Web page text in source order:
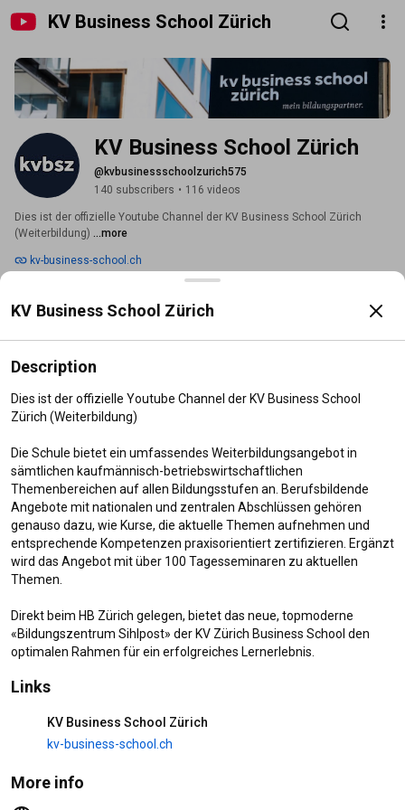
KV Business School Zürich
KV Business School Zürich
@kvbusinessschoolzurich575
140 subscribers • 116 videos
Dies ist der offizielle Youtube Channel der KV Business School Zürich
(Weiterbildung) ...more
kv-business-school.ch
Videos
1:21
Bionische Organisationen
52 views 11 months ago
Podcast «Skills to go» | Triple
Overload
22 views
Product Manager:in (inkl. Digital
Marketing) | Testimonials
19 views 11 months ago
KV Business School Zürich
Description
Dies ist der offizielle Youtube Channel der KV Business School
Zürich (Weiterbildung)
Die Schule bietet ein umfassendes Weiterbildungsangebot in
sämtlichen kaufmännisch-betriebswirtschaftlichen
Themenbereichen auf allen Bildungsstufen an. Berufsbildende
Angebote mit nationalen und zentralen Abschlüssen gehören
genauso dazu, wie Kurse, die aktuelle Themen aufnehmen und
entsprechende Kompetenzen praxisorientiert zertifizieren. Ergänzt
wird das Angebot mit über 100 Tagesseminaren zu aktuellen
Themen.
Direkt beim HB Zürich gelegen, bietet das neue, topmoderne
«Bildungszentrum Sihlpost» der KV Zürich Business School den
optimalen Rahmen für ein erfolgreiches Lernerlebnis.
Links
KV Business School Zürich
kv-business-school.ch
More info